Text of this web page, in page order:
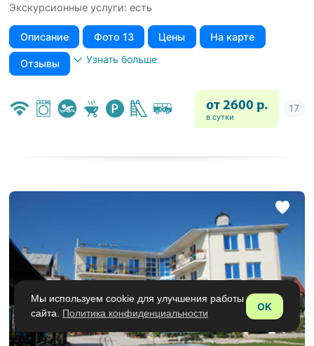
Экскурсионные услуги: есть
Описание Фото 13 Цены На карте
Отзывы Узнать больше
от 2600 р.
в сутки
Мы используем cookie для улучшения работы
сайта. Политика конфиденциальности
OK